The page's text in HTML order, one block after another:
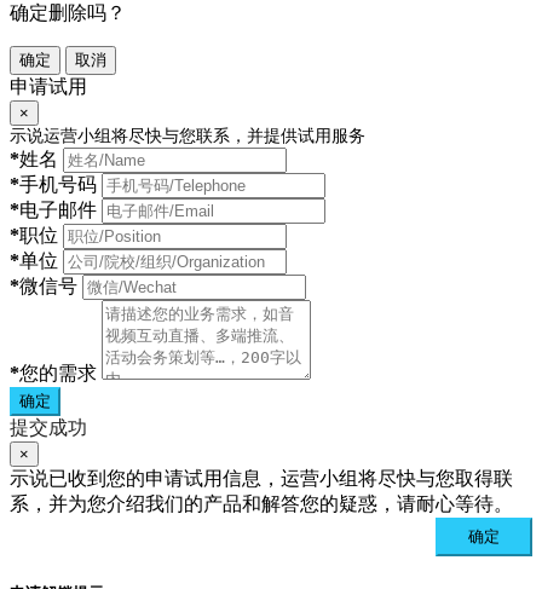
确定删除吗？
确定 取消
申请试用
×
示说运营小组将尽快与您联系，并提供试用服务
*姓名
*手机号码
*电子邮件
*职位
*单位
*微信号
*您的需求
确定
提交成功
×
示说已收到您的申请试用信息，运营小组将尽快与您取得联
系，并为您介绍我们的产品和解答您的疑惑，请耐心等待。
确定